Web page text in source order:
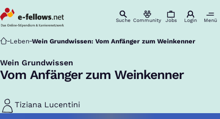
Suche Community Jobs Login Menü
Startseite
Leben Wein Grundwissen: Vom Anfänger zum Weinkenner
Wein Grundwissen
:
Vom Anfänger zum Weinkenner
Tiziana Lucentini